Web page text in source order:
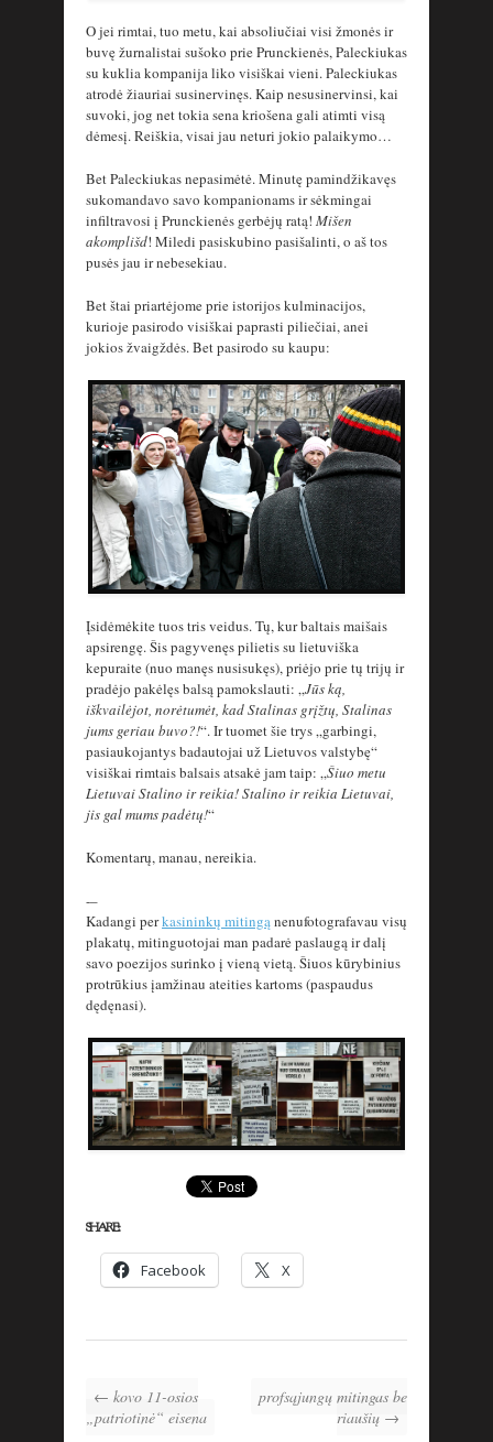
O jei rimtai, tuo metu, kai absoliučiai visi žmonės ir
buvę žurnalistai sušoko prie Prunckienės, Paleckiukas
su kuklia kompanija liko visiškai vieni. Paleckiukas
atrodė žiauriai susinervinęs. Kaip nesusinervinsi, kai
suvoki, jog net tokia sena kriošena gali atimti visą
dėmesį. Reiškia, visai jau neturi jokio palaikymo…
Bet Paleckiukas nepasimėtė. Minutę pamindžikavęs
sukomandavo savo kompanionams ir sėkmingai
infiltravosi į Prunckienės gerbėjų ratą! Mišen
akomplišd! Miledi pasiskubino pasišalinti, o aš tos
pusės jau ir nebesekiau.
Bet štai priartėjome prie istorijos kulminacijos,
kurioje pasirodo visiškai paprasti piliečiai, anei
jokios žvaigždės. Bet pasirodo su kaupu:
Įsidėmėkite tuos tris veidus. Tų, kur baltais maišais
apsirengę. Šis pagyvenęs pilietis su lietuviška
kepuraite (nuo manęs nusisukęs), priėjo prie tų trijų ir
pradėjo pakėlęs balsą pamokslauti: „Jūs ką,
iškvailėjot, norėtumėt, kad Stalinas grįžtų, Stalinas
jums geriau buvo?!“. Ir tuomet šie trys „garbingi,
pasiaukojantys badautojai už Lietuvos valstybę“
visiškai rimtais balsais atsakė jam taip: „Šiuo metu
Lietuvai Stalino ir reikia! Stalino ir reikia Lietuvai,
jis gal mums padėtų!“
Komentarų, manau, nereikia.
-–
Kadangi perkasininkų mitingąnenufotografavau visų
plakatų, mitinguotojai man padarė paslaugą ir dalį
savo poezijos surinko į vieną vietą. Šiuos kūrybinius
protrūkius įamžinau ateities kartoms (paspaudus
dędęnasi).
SHARE:
Facebook X
← kovo 11-osios
„patriotinė“ eisena
profsąjungų mitingas be
riaušių →